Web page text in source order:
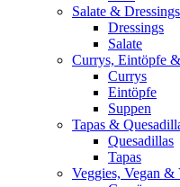
Salate & Dressings
Dressings
Salate
Currys, Eintöpfe
Currys
Eintöpfe
Suppen
Tapas &
Quesadillas
Tapas
Veggies, Vegan &